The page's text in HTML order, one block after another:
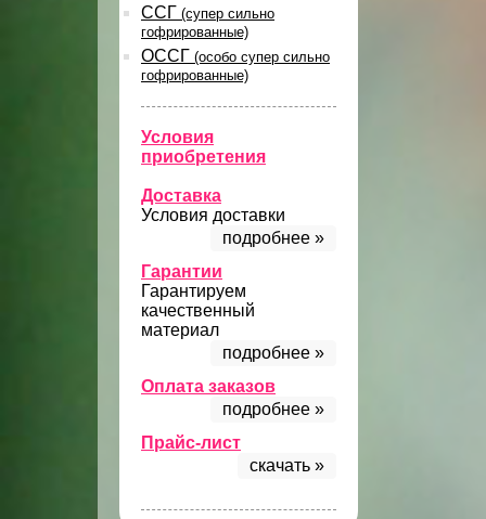
ССГ (супер сильно
гофрированные)
ОССГ (особо супер сильно
гофрированные)
Условия
приобретения
Доставка
Условия доставки
подробнее »
Гарантии
Гарантируем
качественный
материал
подробнее »
Оплата заказов
подробнее »
Прайс-лист
скачать »